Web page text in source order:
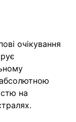
очікування
на